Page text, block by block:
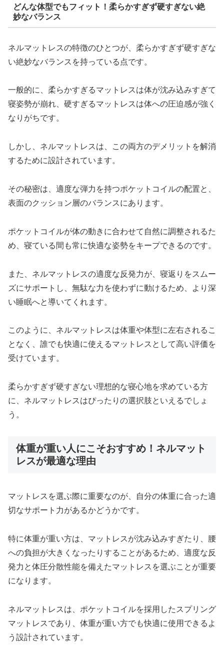
どんな体型でもフィット！柔らかすぎず硬すぎない絶
妙なバランス
ネルマットレスの特徴のひとつが、柔らかすぎず硬すぎな
い絶妙なバランスを持っている点です。
一般的に、柔らかすぎるマットレスは体が沈み込みすぎて
寝姿勢が崩れ、硬すぎるマットレスは体への圧迫感が強く
なりがちです。
しかし、ネルマットレスは、この両方のデメリットを解消
するために設計されています。
その秘密は、適度な弾力を持つポケットコイルの配置と、
表面のクッション層のバランスにあります。
ポケットコイルが体の動きに合わせて自然に調整されるた
め、寝ている間も常に快適な姿勢をキープできるのです。
また、ネルマットレスの適度な反発力が、寝返りをスムー
ズにサポートし、無駄な力を使わずに動けるため、より深
い睡眠へと導いてくれます。
このように、ネルマットレスは体重や体型に左右されるこ
となく、誰でも快適に使えるマットレスとして高い評価を
受けています。
柔らかすぎず硬すぎない理想的な寝心地を求めている方
に、ネルマットレスはぴったりの選択肢といえるでしょ
う。
体重が重い人にこそおすすめ！ネルマット
レスが最適な理由
マットレスを選ぶ際に重要なのが、自分の体重に合った適
切なサポート力があるかどうかです。
特に体重が重い方は、マットレスが沈み込みすぎたり、腰
への負担が大きくなったりすることがあるため、適度な反
発力と体圧分散性能を備えたマットレスを選ぶことが重要
になります。
ネルマットレスは、ポケットコイルを採用したスプリング
マットレスであり、体重が重い方でも快適に使用できるよ
う設計されています。